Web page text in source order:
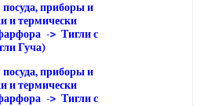
приборы и
и термически
-> Тигли с
Гуча)
приборы и
и термически
-> Тигли с